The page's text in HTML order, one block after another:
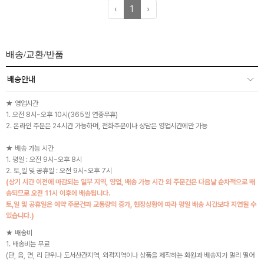
‹ 1 ›
배송/교환/반품
배송안내
★ 영업시간
1. 오전 8시~오후 10시(365일 연중무휴)
2. 온라인 주문은 24시간 가능하며, 전화주문이나 상담은 영업시간에만 가능
★ 배송 가능 시간
1. 평일 : 오전 9시~오후 8시
2. 토,일 및 공휴일 : 오전 9시~오후 7시
(상기 시간 이전에 마감되는 일부 지역, 영업, 배송 가능 시간 외 주문건은 다음날 순차적으로 배
송되므로 오전 11시 이후에 배송됩니다.
토,일 및 공휴일은 예약 주문건과 교통량의 증가, 현장상황에 따라 평일 배송 시간보다 지연될 수
있습니다.)
★ 배송비
1. 배송비는 무료
(단, 읍, 면, 리 단위나 도서산간지역, 외곽지역이나 상품을 제작하는 화원과 배송지가 멀리 떨어